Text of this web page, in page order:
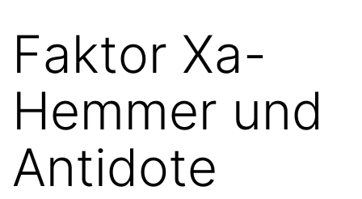
Faktor Xa-
Hemmer und
Antidote